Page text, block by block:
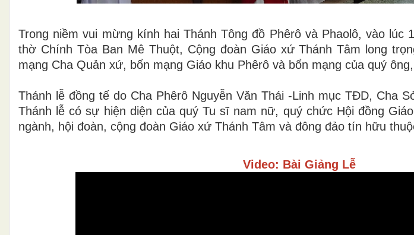
Trong niềm vui mừng kính hai Thánh Tông đồ Phêrô và Phaolô, vào lúc
thờ Chính Tòa Ban Mê Thuột, Cộng đoàn Giáo xứ Thánh Tâm long
mạng Cha Quản xứ, bổn mạng Giáo khu Phêrô và bổn mạng của quý
Thánh lễ đồng tế do Cha Phêrô Nguyễn Văn Thái -Linh mục TĐD, Cha
Thánh lễ có sự hiện diện của quý Tu sĩ nam nữ, quý chức Hội đồng
ngành, hội đoàn, cộng đoàn Giáo xứ Thánh Tâm và đông đảo tín hữu
Video: Bài Giảng Lễ